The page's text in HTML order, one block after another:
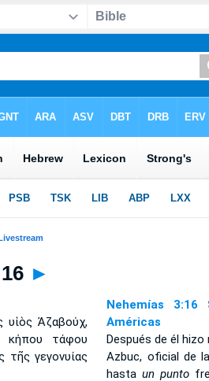
►
υἱὸς Ἀζαβούχ,
κήπου τάφου
τῆς γεγονυίας
Nehemías
Américas
Después de él hizo
Azbuc, oficial de
hastaun punto